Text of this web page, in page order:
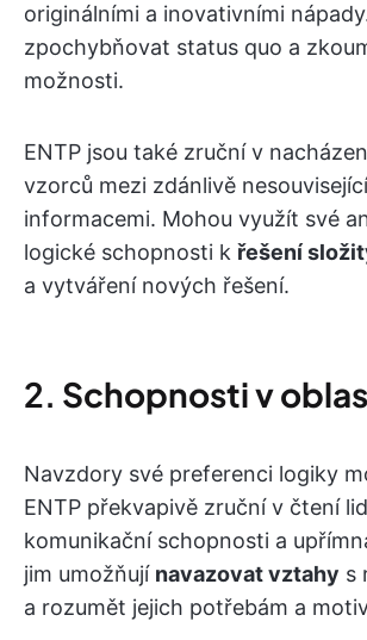
originálními a inovativními
zpochybňovat status quo a
možnosti.
ENTP jsou také zruční v
vzorců mezi zdánlivě
informacemi. Mohou využít své
logické schopnosti k řešení
a vytváření nových řešení.
2. Schopnosti v
Navzdory své preferenci logiky
ENTP překvapivě zruční v čtení
komunikační schopnosti a
jim umožňují navazovat vztahy s
a rozumět jejich potřebám a